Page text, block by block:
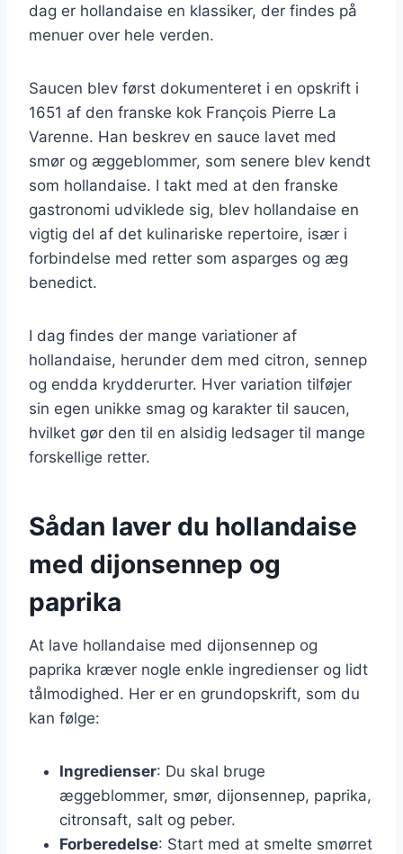
dag er hollandaise en klassiker, der findes på
menuer over hele verden.
Saucen blev først dokumenteret i en opskrift i
1651 af den franske kok François Pierre La
Varenne. Han beskrev en sauce lavet med
smør og æggeblommer, som senere blev kendt
som hollandaise. I takt med at den franske
gastronomi udviklede sig, blev hollandaise en
vigtig del af det kulinariske repertoire, især i
forbindelse med retter som asparges og æg
benedict.
I dag findes der mange variationer af
hollandaise, herunder dem med citron, sennep
og endda krydderurter. Hver variation tilføjer
sin egen unikke smag og karakter til saucen,
hvilket gør den til en alsidig ledsager til mange
forskellige retter.
Sådan laver du hollandaise
med dijonsennep og
paprika
At lave hollandaise med dijonsennep og
paprika kræver nogle enkle ingredienser og lidt
tålmodighed. Her er en grundopskrift, som du
kan følge:
Ingredienser: Du skal bruge
æggeblommer, smør, dijonsennep, paprika,
citronsaft, salt og peber.
Forberedelse: Start med at smelte smørret